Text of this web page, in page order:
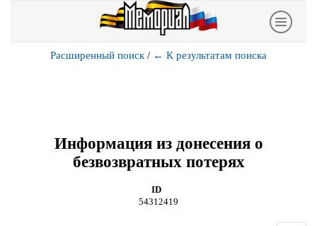
Расширенный поиск / ← К результатам поиска
Информация из донесения о
безвозвратных потерях
ID
54312419